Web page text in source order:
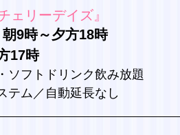
チェリーデイズ 』
9時～夕方18時
17時
ソフトドリンク飲み放題
テム／自動延長なし